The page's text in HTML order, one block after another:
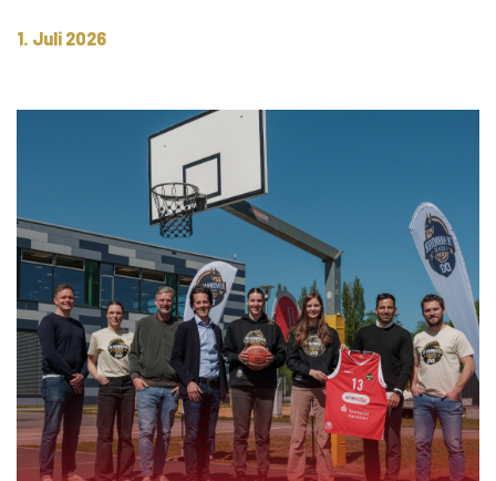
1. Juli 2026